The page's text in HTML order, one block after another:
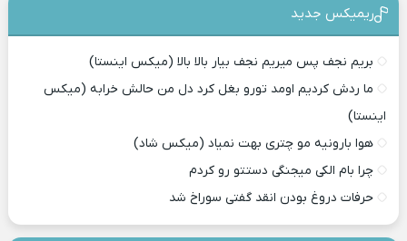
ریمیکس جدید
بریم نجف پس میریم نجف بیار بالا بالا (میکس اینستا)
ما ردش کردیم اومد تورو بغل کرد دل من حالش خرابه (میکس
اینستا)
هوا بارونیه مو چتری بهت نمیاد (میکس شاد)
چرا بام الکی میجنگی دستتو رو کردم
حرفات دروغ بودن انقد گفتی سوراخ شد